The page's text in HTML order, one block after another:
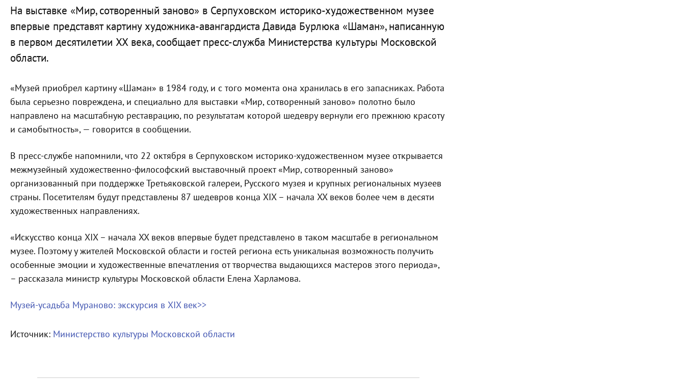
На выставке «Мир, сотворенный заново» в Серпуховском историко-художественном музее
впервые представят картину художника-авангардиста Давида Бурлюка «Шаман», написанную
в первом десятилетии XX века, сообщает пресс-служба Министерства культуры Московской
области.
«Музей приобрел картину «Шаман» в 1984 году, и с того момента она хранилась в его запасниках. Работа
была серьезно повреждена, и специально для выставки «Мир, сотворенный заново» полотно было
направлено на масштабную реставрацию, по результатам которой шедевру вернули его прежнюю красоту
и самобытность», — говорится в сообщении.
В пресс-службе напомнили, что 22 октября в Серпуховском историко-художественном музее открывается
межмузейный художественно-философский выставочный проект «Мир, сотворенный заново»
организованный при поддержке Третьяковской галереи, Русского музея и крупных региональных музеев
страны. Посетителям будут представлены 87 шедевров конца XIX – начала XX веков более чем в десяти
художественных направлениях.
«Искусство конца XIX – начала XX веков впервые будет представлено в таком масштабе в региональном
музее. Поэтому у жителей Московской области и гостей региона есть уникальная возможность получить
особенные эмоции и художественные впечатления от творчества выдающихся мастеров этого периода»,
– рассказала министр культуры Московской области Елена Харламова.
Музей-усадьба Мураново: экскурсия в XIX век>>
Источник: Министерство культуры Московской области